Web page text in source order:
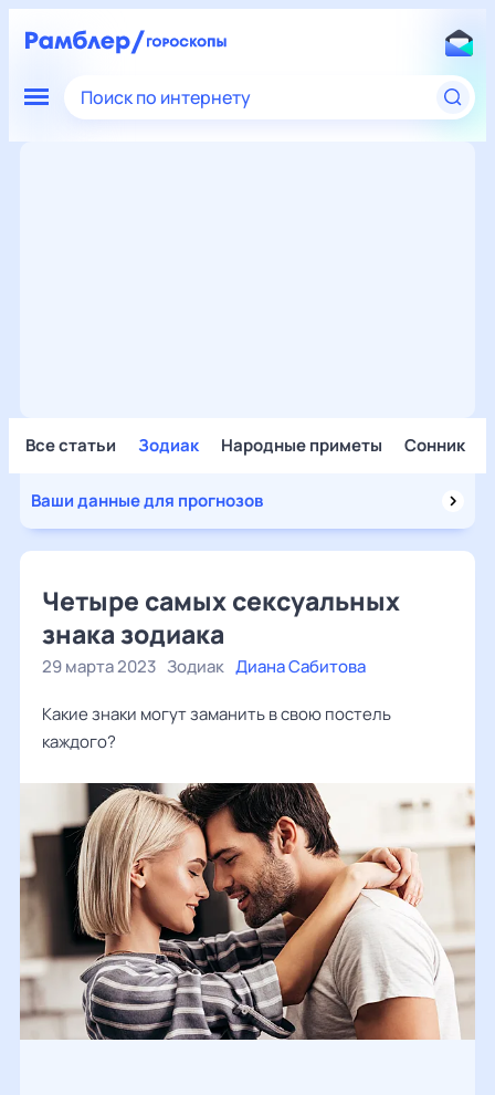
Поиск по интернету
Все статьи Зодиак Народные приметы Сонник
Ваши данные для прогнозов
Четыре самых сексуальных
знака зодиака
29 марта 2023 Зодиак Диана Сабитова
Какие знаки могут заманить в свою постель
каждого?